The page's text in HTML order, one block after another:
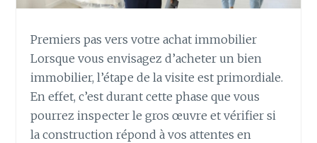
Premiers pas vers votre achat immobilier
Lorsque vous envisagez d’acheter un bien
immobilier, l’étape de la visite est primordiale.
En effet, c’est durant cette phase que vous
pourrez inspecter le gros œuvre et vérifier si
la construction répond à vos attentes en